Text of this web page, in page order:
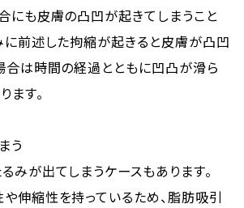
にも皮膚の凸凹が起きてしまうこと
に前述した拘縮が起きると皮膚が凸凹
合は時間の経過とともに凹凸が滑ら
ます。
う
みが出てしまうケースもあります。
伸縮性を持っているため、脂肪吸引